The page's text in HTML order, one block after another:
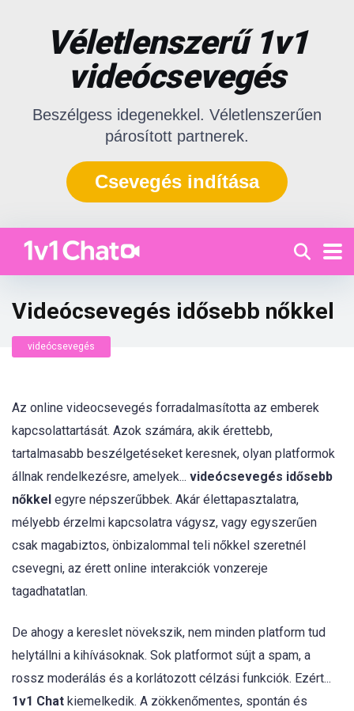
Véletlenszerű 1v1
videócsevegés
Beszélgess idegenekkel. Véletlenszerűen
párosított partnerek.
Csevegés indítása
Videócsevegés idősebb nőkkel
videócsevegés
Az online videocsevegés forradalmasította az emberek
kapcsolattartását. Azok számára, akik érettebb,
tartalmasabb beszélgetéseket keresnek, olyan platformok
állnak rendelkezésre, amelyek... videócsevegés idősebb
nőkkel egyre népszerűbbek. Akár élettapasztalatra,
mélyebb érzelmi kapcsolatra vágysz, vagy egyszerűen
csak magabiztos, önbizalommal teli nőkkel szeretnél
csevegni, az érett online interakciók vonzereje
tagadhatatlan.
De ahogy a kereslet növekszik, nem minden platform tud
helytállni a kihívásoknak. Sok platformot sújt a spam, a
rossz moderálás és a korlátozott célzási funkciók. Ezért...
1v1 Chat kiemelkedik. A zökkenőmentes, spontán és